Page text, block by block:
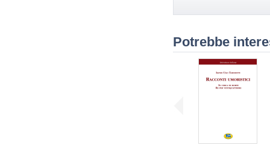
Potrebbe